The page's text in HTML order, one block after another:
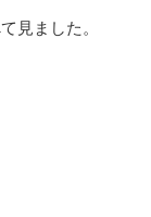
見ました。